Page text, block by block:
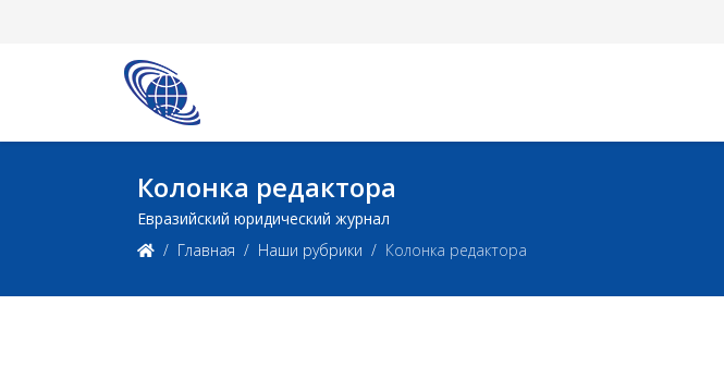
Колонка редактора
Евразийский юридический журнал
Главная
Наши рубрики Колонка редактора